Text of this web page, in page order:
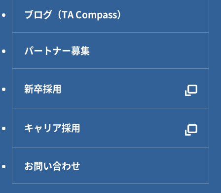
CAE解析・試験・評価
ブログ（TA Compass）
パートナー募集
新卒採用
キャリア採用
お問い合わせ